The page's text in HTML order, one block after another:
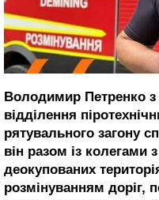
Володимир Петренко
відділення
рятувального загону
він разом із
деокупованих
розмінуванням доріг,